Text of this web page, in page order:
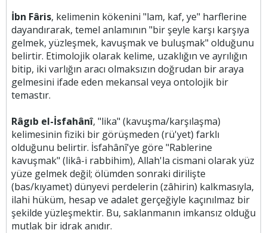
İbn Fâris, kelimenin kökenini "lam, kaf, ye" harflerine
dayandırarak, temel anlamının "bir şeyle karşı karşıya
gelmek, yüzleşmek, kavuşmak ve buluşmak" olduğunu
belirtir. Etimolojik olarak kelime, uzaklığın ve ayrılığın
bitip, iki varlığın aracı olmaksızın doğrudan bir araya
gelmesini ifade eden mekansal veya ontolojik bir
temastır.
Râgıb el-İsfahânî, "lika" (kavuşma/karşılaşma)
kelimesinin fiziki bir görüşmeden (rü'yet) farklı
olduğunu belirtir. İsfahânî'ye göre "Rablerine
kavuşmak" (likâ-i rabbihim), Allah'la cismani olarak yüz
yüze gelmek değil; ölümden sonraki dirilişte
(bas/kıyamet) dünyevi perdelerin (zâhirin) kalkmasıyla,
ilahi hüküm, hesap ve adalet gerçeğiyle kaçınılmaz bir
şekilde yüzleşmektir. Bu, saklanmanın imkansız olduğu
mutlak bir idrak anıdır.